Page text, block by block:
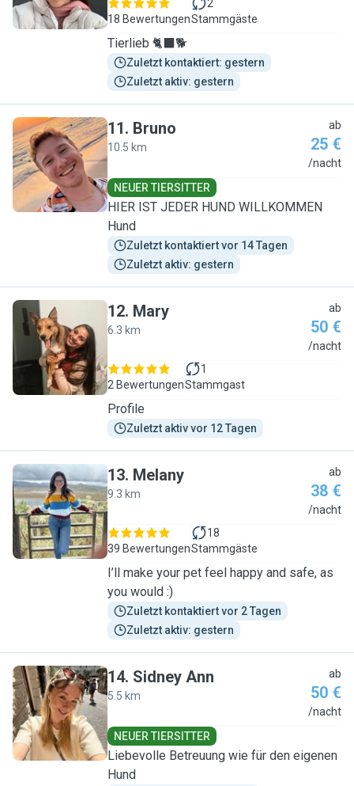
18 Bewertungen
2
Stammgäste
Tierlieb 🐈‍⬛🐕
Zuletzt kontaktiert: gestern
Zuletzt aktiv: gestern
B
11. Bruno
10.5 km
ab
25 €
/nacht
NEUER TIERSITTER
HIER IST JEDER HUND WILLKOMMEN
Hund
Zuletzt kontaktiert vor 14 Tagen
Zuletzt aktiv: gestern
M
12. Mary
6.3 km
ab
50 €
/nacht
2 Bewertungen
1
Stammgast
Profile
Zuletzt aktiv vor 12 Tagen
M
13. Melany
9.3 km
ab
38 €
/nacht
39 Bewertungen
18
Stammgäste
I’ll make your pet feel happy and safe, as
you would :)
Zuletzt kontaktiert vor 2 Tagen
Zuletzt aktiv: gestern
S
14. Sidney Ann
5.5 km
ab
50 €
/nacht
NEUER TIERSITTER
Liebevolle Betreuung wie für den eigenen
Hund